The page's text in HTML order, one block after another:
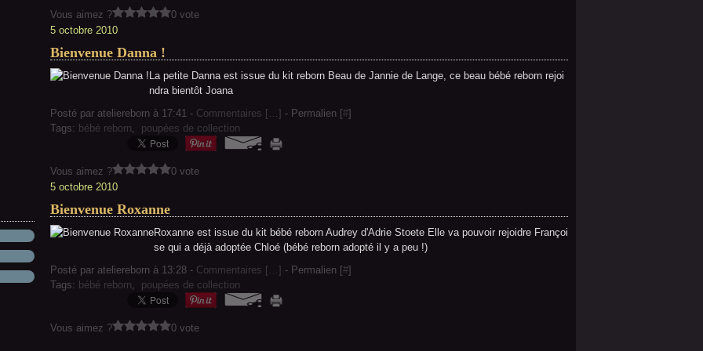
Vous aimez ?
0 vote
5 octobre 2010
Bienvenue Danna !
La petite Danna est issue du kit reborn Beau de Jannie de Lange, ce beau bébé reborn rejoi
ndra bientôt Joana
Posté par ateliereborn à 17:41 - Commentaires [ …] - Permalien [#]
Tags: bébé reborn, poupées de collection
Vous aimez ?
0 vote
5 octobre 2010
Bienvenue Roxanne
Roxanne est issue du kit bébé reborn Audrey d'Adrie Stoete Elle va pouvoir rejoidre Françoi
se qui a déjà adoptée Chloé (bébé reborn adopté il y a peu !)
Posté par ateliereborn à 13:28 - Commentaires [ …] - Permalien [#]
Tags: bébé reborn, poupées de collection
Vous aimez ? 0 vote